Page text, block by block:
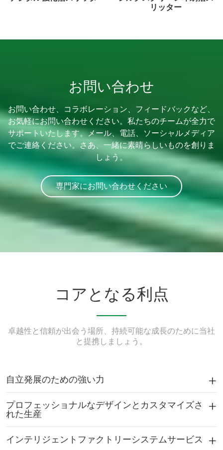
リッター
お問い合わせ
お問い合わせ、コラボレーション、フィードバックなど、
お気軽にお問い合わせください。私たちのチームが全力で
サポートいたします。メール、電話、ソーシャルメディア
でご連絡ください。さあ、一緒に素晴らしいものを創りま
しょう。
専門家にお問い合わせください
コアとなる利点
卓越性と信頼が出会う場所、持続可能な成長のために当社
と提携しましょう。
自立発展のための強い力
プロフェッショナルなデザインとカスタマイズさ
れた生産
インテリジェントファクトリーシステムサービス